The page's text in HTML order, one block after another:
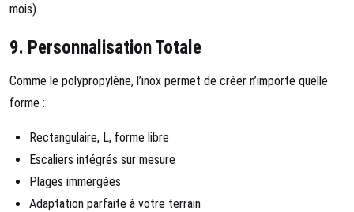
mois).
9. Personnalisation Totale
Comme le polypropylène, l’inox permet de créer n’importe quelle
forme :
Rectangulaire, L, forme libre
Escaliers intégrés sur mesure
Plages immergées
Adaptation parfaite à votre terrain